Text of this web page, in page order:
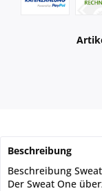
Beschreibung
Beschreibung
Der Sweat One